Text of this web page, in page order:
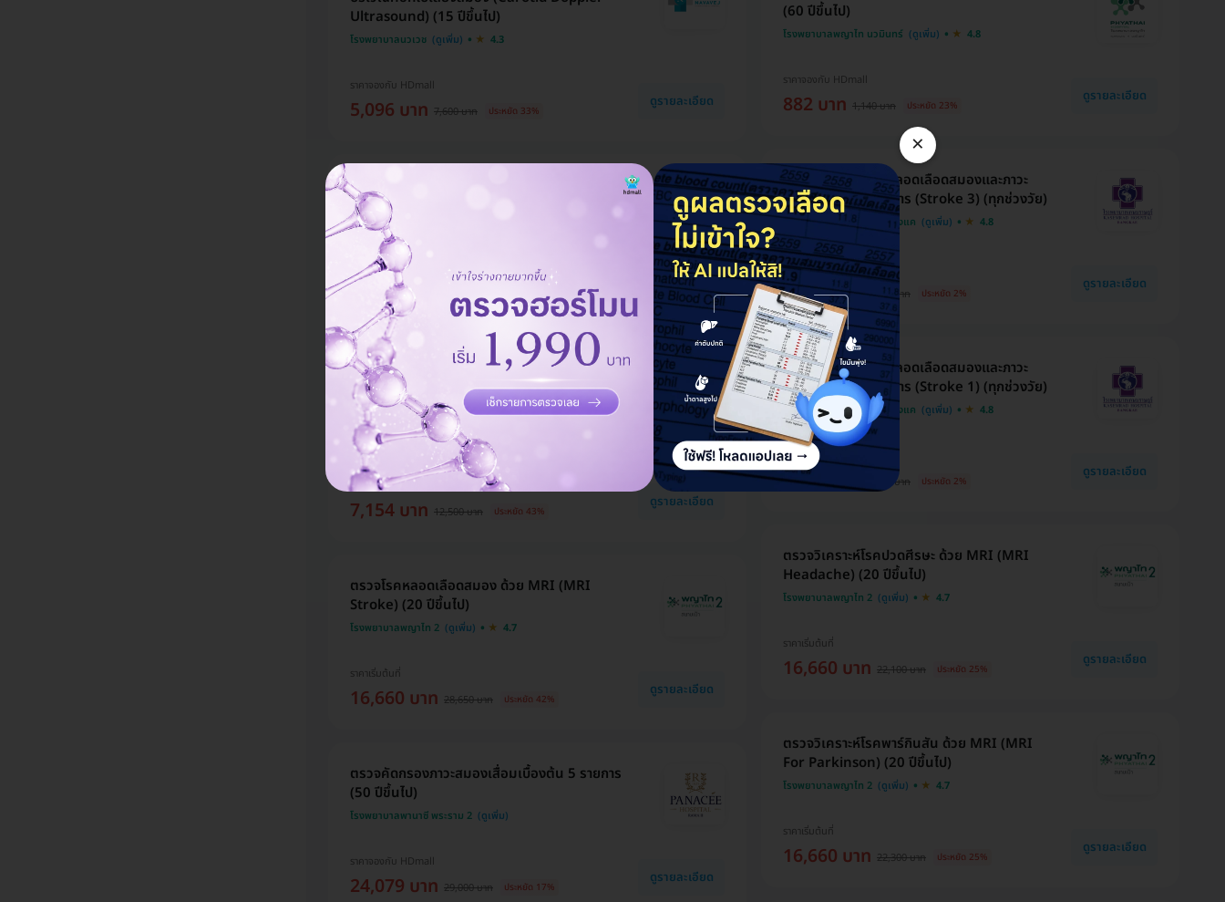
Ultrasound) (15 ปีขึ้นไป)
โรงพยาบาลนวเวช 4.3
ราคาจองกับ HDmall
5,096 บาท 7,600 บาท ประหยัด 33%
ดูรายละเอียด
มี HDreview
ตรวจสมองก่อนเป็นอัมพาต 14 รายการ
(โปรแกรม Stroke 2) (25 ปีขึ้นไป)
โรงพยาบาลพญาไท 1
ราคาจองกับ HDmall
15,582 บาท ดูรายละเอียด
ตรวจคัดกรองโรคหลอดเลือดสมอง 15 รายการ
(Stroke Pro 2) (35 ปีขึ้นไป)
โรงพยาบาลนวเวช
ราคาจองกับ HDmall
7,154 บาท 12,500 บาท ประหยัด 43%
ดูรายละเอียด
ตรวจโรคหลอดเลือดสมอง ด้วย MRI (MRI
Stroke) (20 ปีขึ้นไป)
โรงพยาบาลพญาไท 2 4.7
ราคาเริ่มต้นที่
16,660 บาท 28,650 บาท ประหยัด 42%
ดูรายละเอียด
ตรวจคัดกรองภาวะสมองเสื่อมเบื้องต้น 5 รายการ
(50 ปีขึ้นไป)
โรงพยาบาลพานาซี พระราม 2
ราคาจองกับ HDmall
24,079 บาท 29,000 บาท ประหยัด 17%
ดูรายละเอียด
(60 ปีขึ้นไป)
โรงพยาบาลพญาไท นวมินทร์ 4.8
ราคาจองกับ HDmall
882 บาท 1,140 บาท ประหยัด 23%
ดูรายละเอียด
ตรวจหาความเสี่ยงหลอดเลือดสมองและภาวะ
สมองเสื่อม 14 รายการ (Stroke 3) (ทุกช่วงวัย)
โรงพยาบาลเกษมราษฎร์ บางแค 4.8
ราคาจองกับ HDmall
9,702 บาท 9,900 บาท ประหยัด 2%
ดูรายละเอียด
ตรวจหาความเสี่ยงหลอดเลือดสมองและภาวะ
สมองเสื่อม 12 รายการ (Stroke 1) (ทุกช่วงวัย)
โรงพยาบาลเกษมราษฎร์ บางแค 4.8
ราคาจองกับ HDmall
3,822 บาท 3,900 บาท ประหยัด 2%
ดูรายละเอียด
ตรวจวิเคราะห์โรคปวดศีรษะ ด้วย MRI (MRI
Headache) (20 ปีขึ้นไป)
โรงพยาบาลพญาไท 2 4.7
ราคาเริ่มต้นที่
16,660 บาท 22,100 บาท ประหยัด 25%
ดูรายละเอียด
ตรวจวิเคราะห์โรคพาร์กินสัน ด้วย MRI (MRI
For Parkinson) (20 ปีขึ้นไป)
โรงพยาบาลพญาไท 2 4.7
ราคาเริ่มต้นที่
16,660 บาท 22,300 บาท ประหยัด 25%
ดูรายละเอียด
×